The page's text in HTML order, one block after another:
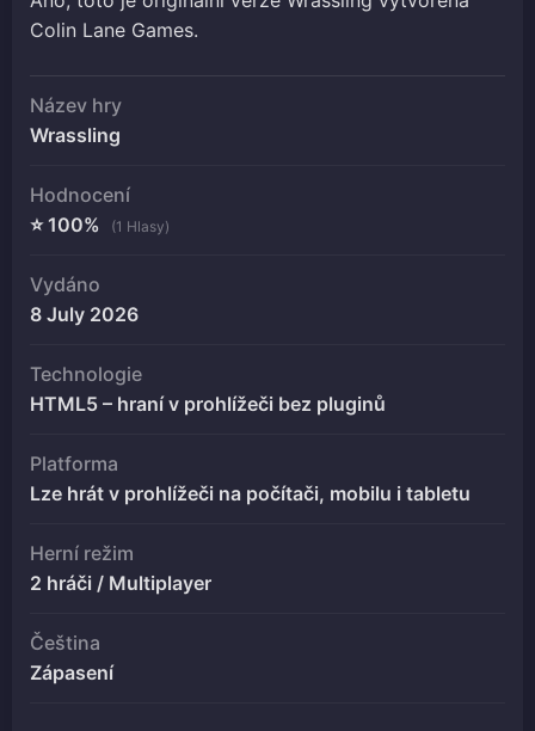
Colin Lane Games.
Název hry
Wrassling
Hodnocení
⭐ 100%
(1 Hlasy)
Vydáno
8 July 2026
Technologie
HTML5 – hraní v prohlížeči bez pluginů
Platforma
Lze hrát v prohlížeči na počítači, mobilu i tabletu
Herní režim
2 hráči / Multiplayer
Čeština
Zápasení